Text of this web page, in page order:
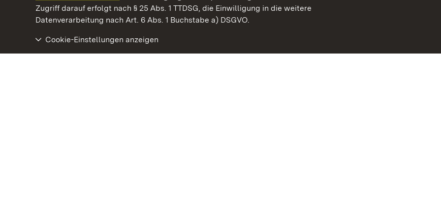
Zugriff darauf erfolgt nach § 25 Abs. 1 TTDSG, die Einwilligung in die weitere
Datenverarbeitung nach Art. 6 Abs. 1 Buchstabe a) DSGVO.
Cookie-Einstellungen anzeigen
Kommen. Staunen. Genießen.